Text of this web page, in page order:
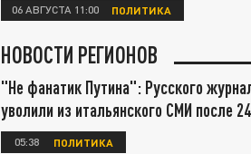
06 АВГУСТА 11:00 ПОЛИТИКА
НОВОСТИ РЕГИОНОВ
"Не фанатик Путина": Русского
уволили из итальянского СМИ после
05:38 ПОЛИТИКА